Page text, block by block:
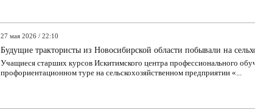
27 мая 2026 / 22:10
Будущие трактористы из Новосибирской области побывали на
Учащиеся старших курсов Искитимского центра профессионального
профориентационном туре на сельскохозяйственном предприятии «...